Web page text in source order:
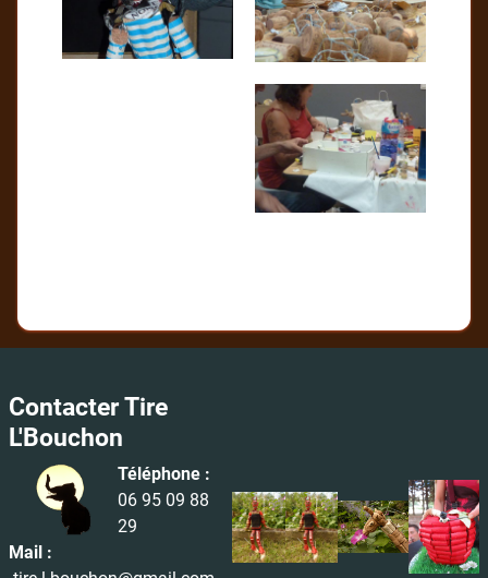
Contacter Tire
L'Bouchon
Téléphone :
06 95 09 88
29
Mail :